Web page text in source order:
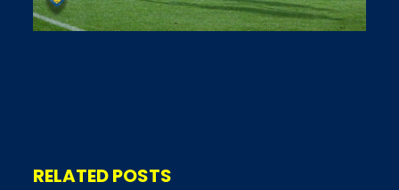
RELATED POSTS